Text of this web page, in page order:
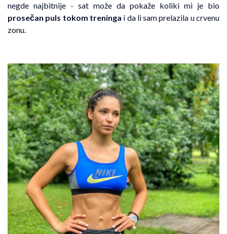
negde najbitnije - sat može da pokaže koliki mi je bio
prosečan puls tokom treninga i da li sam prelazila u crvenu
zonu.